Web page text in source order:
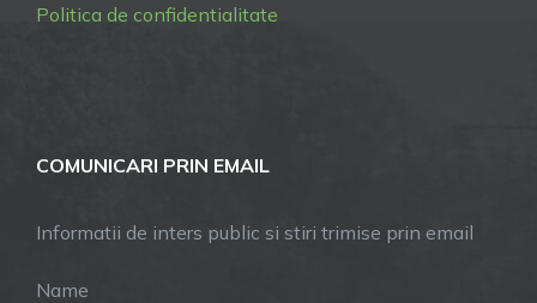
Politica de confidentialitate
COMUNICARI PRIN EMAIL
Informatii de inters public si stiri trimise prin email
Name